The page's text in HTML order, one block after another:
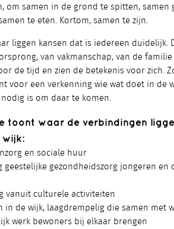
om samen in de grond te spitten, samen
te eten. Kortom, samen te zijn.
liggen kansen dat is iedereen duidelijk.
van vakmanschap, van de
de tijd en zien de betekenis voor zich.
voor een verkenning wie wat doet in de
is om daar te komen.
toont waar de verbindingen
wijk:
en sociale huur
geestelijke gezondheidszorg jongeren en
vanuit culturele activiteiten
in de wijk, laagdrempelig die samen met
werk bewoners bij elkaar brengen